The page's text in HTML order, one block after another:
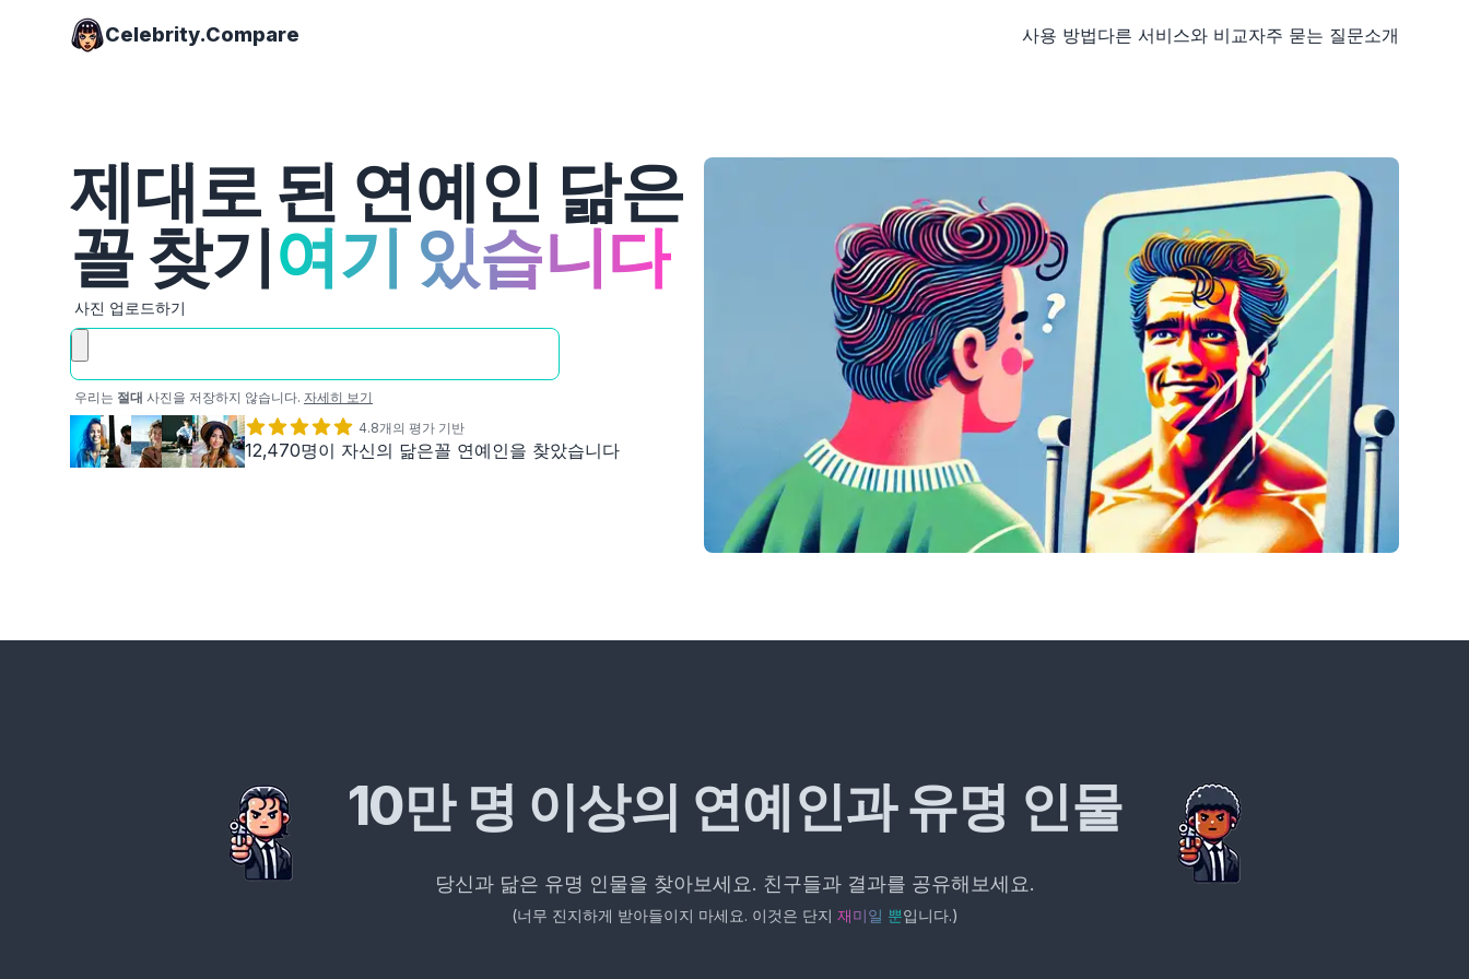
Celebrity.Compare 사용 방법다른 서비스와 비교자주 묻는 질문소개
제대로 된 연예인 닮은
꼴 찾기여기 있습니다
사진 업로드하기
우리는 절대 사진을 저장하지 않습니다. 자세히 보기
4.8개의 평가 기반
12‚470명이 자신의 닮은꼴 연예인을 찾았습니다
10만 명 이상의 연예인과 유명 인물
당신과 닮은 유명 인물을 찾아보세요. 친구들과 결과를 공유해보세요.
(너무 진지하게 받아들이지 마세요. 이것은 단지 재미일 뿐입니다.)